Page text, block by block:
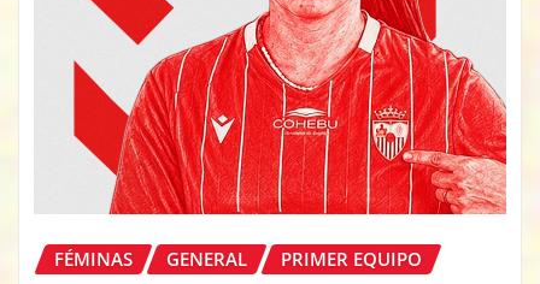
FÉMINAS GENERAL PRIMER EQUIPO